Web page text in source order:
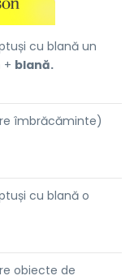
cu blană un
+ blană.
îmbrăcăminte)
cu blană o
obiecte de